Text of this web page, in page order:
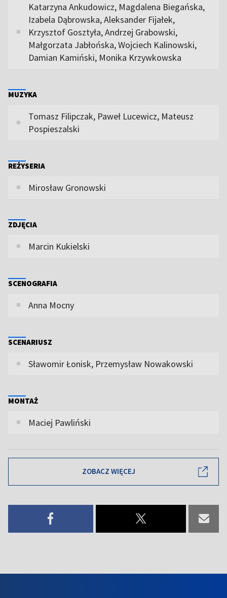
Katarzyna Ankudowicz, Magdalena Biegańska,
Izabela Dąbrowska, Aleksander Fijałek,
Krzysztof Gosztyła, Andrzej Grabowski,
Małgorzata Jabłońska, Wojciech Kalinowski,
Damian Kamiński, Monika Krzywkowska
MUZYKA
Tomasz Filipczak, Paweł Lucewicz, Mateusz
Pospieszalski
REŻYSERIA
Mirosław Gronowski
ZDJĘCIA
Marcin Kukielski
SCENOGRAFIA
Anna Mocny
SCENARIUSZ
Sławomir Łonisk, Przemysław Nowakowski
MONTAŻ
Maciej Pawliński
ZOBACZ WIĘCEJ